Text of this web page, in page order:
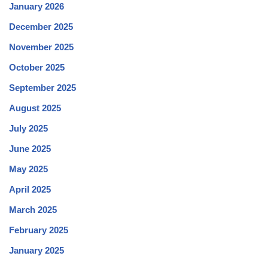
January 2026
December 2025
November 2025
October 2025
September 2025
August 2025
July 2025
June 2025
May 2025
April 2025
March 2025
February 2025
January 2025